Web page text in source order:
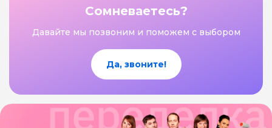
Сомневаетесь?
Давайте мы позвоним и поможем с выбором
Да, звоните!